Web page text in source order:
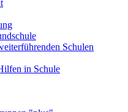
Schulen
in Schule